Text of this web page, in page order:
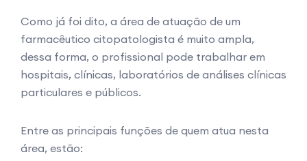
Como já foi dito, a área de atuação de um
farmacêutico citopatologista é muito ampla,
dessa forma, o profissional pode trabalhar em
hospitais, clínicas, laboratórios de análises clínicas
particulares e públicos.
Entre as principais funções de quem atua nesta
área, estão: